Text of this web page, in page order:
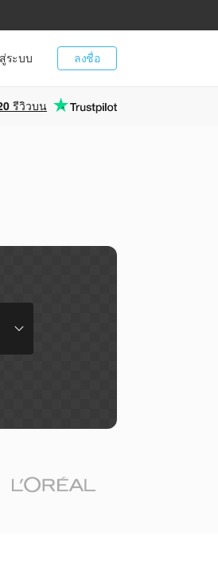
ลงชื่อ
ระบบ
รีวิวบน